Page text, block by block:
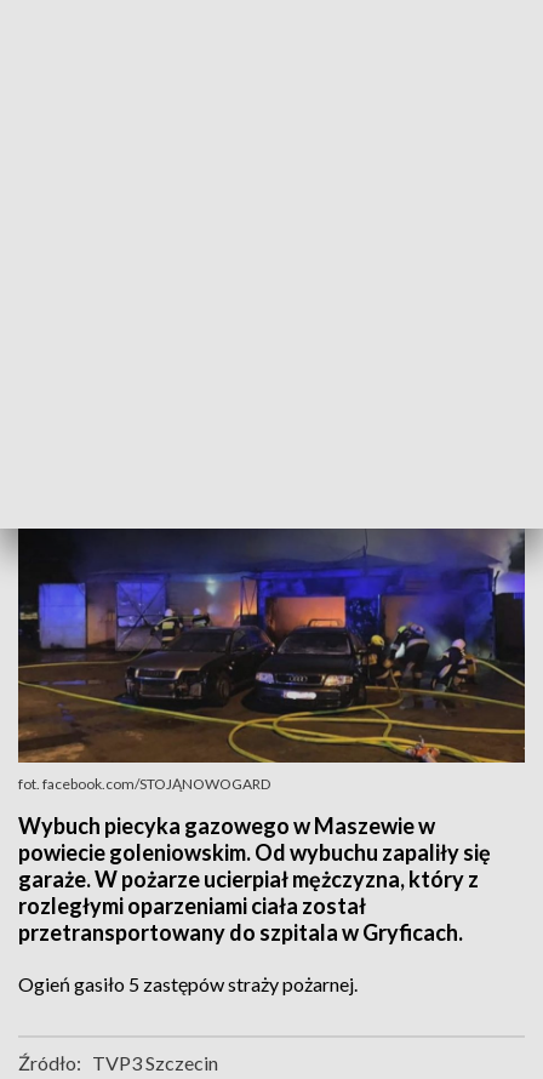
fot. facebook.com/STOJĄNOWOGARD
Wybuch piecyka gazowego w Maszewie w
powiecie goleniowskim. Od wybuchu zapaliły się
garaże. W pożarze ucierpiał mężczyzna, który z
rozległymi oparzeniami ciała został
przetransportowany do szpitala w Gryficach.
Ogień gasiło 5 zastępów straży pożarnej.
Źródło: TVP3 Szczecin